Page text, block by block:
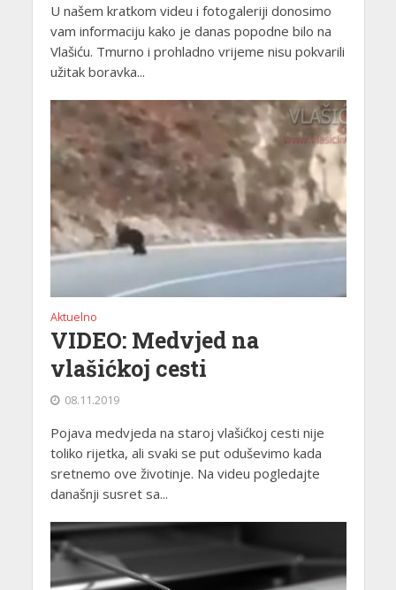
U našem kratkom videu i fotogaleriji donosimo
vam informaciju kako je danas popodne bilo na
Vlašiću. Tmurno i prohladno vrijeme nisu pokvarili
užitak boravka...
Aktuelno
VIDEO: Medvjed na
vlašićkoj cesti
08.11.2019
Pojava medvjeda na staroj vlašićkoj cesti nije
toliko rijetka, ali svaki se put oduševimo kada
sretnemo ove životinje. Na videu pogledajte
današnji susret sa...